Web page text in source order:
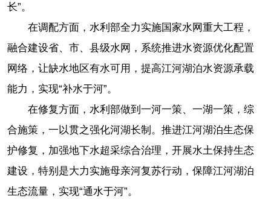
长”。
在调配方面，水利部全力实施国家水网重大工程，
融合建设省、市、县级水网，系统推进水资源优化配置
网络，让缺水地区有水可用，提高江河湖泊水资源承载
能力，实现“补水于河”。
在修复方面，水利部做到一河一策、一湖一策，综
合施策，一以贯之强化河湖长制。推进江河湖泊生态保
护修复，加强地下水超采综合治理，开展水土保持生态
建设，特别是大力实施母亲河复苏行动，保障江河湖泊
生态流量，实现“通水于河”。